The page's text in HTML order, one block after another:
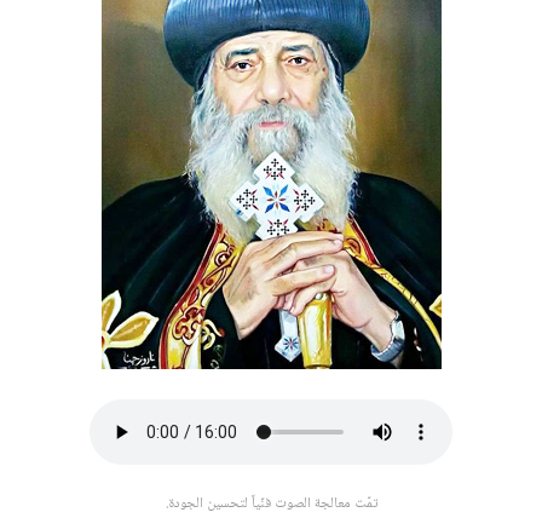
تمّت معالجة الصوت فنّياً لتحسين الجودة.